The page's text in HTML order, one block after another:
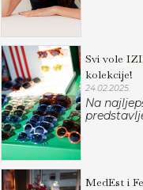
Svi vole
kolekcije!
24.02.2025.
Na
MedEst i